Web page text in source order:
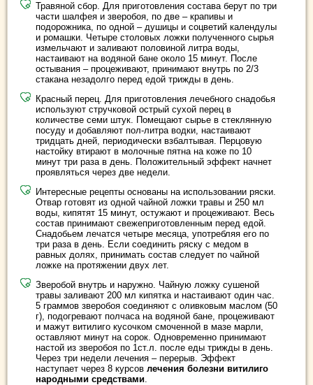
Травяной сбор. Для приготовления состава берут по три
части шалфея и зверобоя, по две – крапивы и
подорожника, по одной – душицы и соцветий календулы
и ромашки. Четыре столовых ложки полученного сырья
измельчают и заливают половиной литра воды,
настаивают на водяной бане около 15 минут. После
остывания – процеживают, принимают внутрь по 2/3
стакана незадолго перед едой трижды в день.
Красный перец. Для приготовления лечебного снадобья
используют стручковой острый сухой перец в
количестве семи штук. Помещают сырье в стеклянную
посуду и добавляют пол-литра водки, настаивают
тридцать дней, периодически взбалтывая. Перцовую
настойку втирают в молочные пятна на коже по 10
минут три раза в день. Положительный эффект начнет
проявляться через две недели.
Интересные рецепты основаны на использовании ряски.
Отвар готовят из одной чайной ложки травы и 250 мл
воды, кипятят 15 минут, остужают и процеживают. Весь
состав принимают свежеприготовленным перед едой.
Снадобьем лечатся четыре месяца, употребляя его по
три раза в день. Если соединить ряску с медом в
равных долях, принимать состав следует по чайной
ложке на протяжении двух лет.
Зверобой внутрь и наружно. Чайную ложку сушеной
травы заливают 200 мл кипятка и настаивают один час.
5 граммов зверобоя соединяют с оливковым маслом (50
г), подогревают полчаса на водяной бане, процеживают
и мажут витилиго кусочком смоченной в мазе марли,
оставляют минут на сорок. Одновременно принимают
настой из зверобоя по 1ст.л. после еды трижды в день.
Через три недели лечения – перерыв. Эффект
наступает через 8 курсов лечения болезни витилиго
народными средствами.